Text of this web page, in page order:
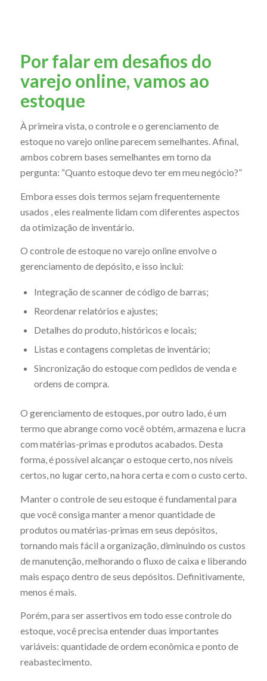
Por falar em desafios do
varejo online, vamos ao
estoque
À primeira vista, o controle e o gerenciamento de
estoque no varejo online parecem semelhantes. Afinal,
ambos cobrem bases semelhantes em torno da
pergunta: “Quanto estoque devo ter em meu negócio?”
Embora esses dois termos sejam frequentemente
usados ​, eles realmente lidam com diferentes aspectos
da otimização de inventário.
O controle de estoque no varejo online envolve o
gerenciamento de depósito, e isso inclui:
Integração de scanner de código de barras;
Reordenar relatórios e ajustes;
Detalhes do produto, históricos e locais;
Listas e contagens completas de inventário;
Sincronização do estoque com pedidos de venda e
ordens de compra.
O gerenciamento de estoques, por outro lado, é um
termo que abrange como você obtém, armazena e lucra
com matérias-primas e produtos acabados. Desta
forma, é possível alcançar o estoque certo, nos níveis
certos, no lugar certo, na hora certa e com o custo certo.
Manter o controle de seu estoque é fundamental para
que você consiga manter a menor quantidade de
produtos ou matérias-primas em seus depósitos,
tornando mais fácil a organização, diminuindo os custos
de manutenção, melhorando o fluxo de caixa e liberando
mais espaço dentro de seus depósitos. Definitivamente,
menos é mais.
Porém, para ser assertivos em todo esse controle do
estoque, você precisa entender duas importantes
variáveis: quantidade de ordem econômica e ponto de
reabastecimento.